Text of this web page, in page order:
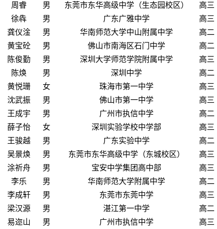
周睿
男 东莞市东华高级中学（生态园校区）
高三
徐犇
男 广东广雅中学
高三
龚仪淦
男 华南师范大学中山附属中学
高二
黄宝砼
男 佛山市南海区石门中学
高二
陈俊勤
男 深圳大学师范学院附属中学
高三
陈焕
男 深圳中学
高二
黄悦珊
女 珠海市第一中学
高三
沈武振
男 佛山市第一中学
高三
王成宇
男 广州市执信中学
高二
薛子怡
女 深圳实验学校中学部
高三
王骏越
男 广东实验中学
高二
吴景焕
男 东莞市东华高级中学（东城校区）
高三
涂祈舟
男 宝安中学集团高中部
高三
李乐
男 华南师范大学附属中学
高二
李成轩
男 东莞市东莞中学
高三
梁汉源
男 湛江第一中学
高二
易迩山
男 广州市执信中学
高三